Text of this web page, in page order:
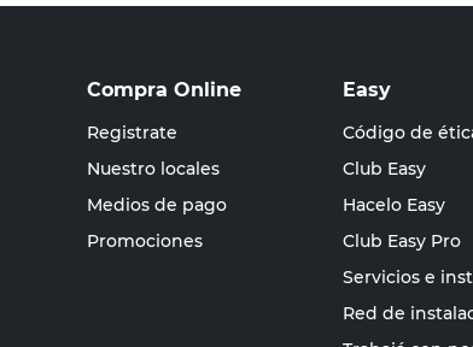
Compra Online
Registrate
Nuestro locales
Medios de pago
Promociones
Easy
Código de
Club Easy
Hacelo Easy
Club Easy Pro
Servicios e
Red de